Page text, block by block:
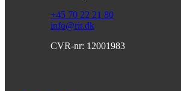
+45 70 22 21 80
info@rit.dk
CVR-nr: 12001983